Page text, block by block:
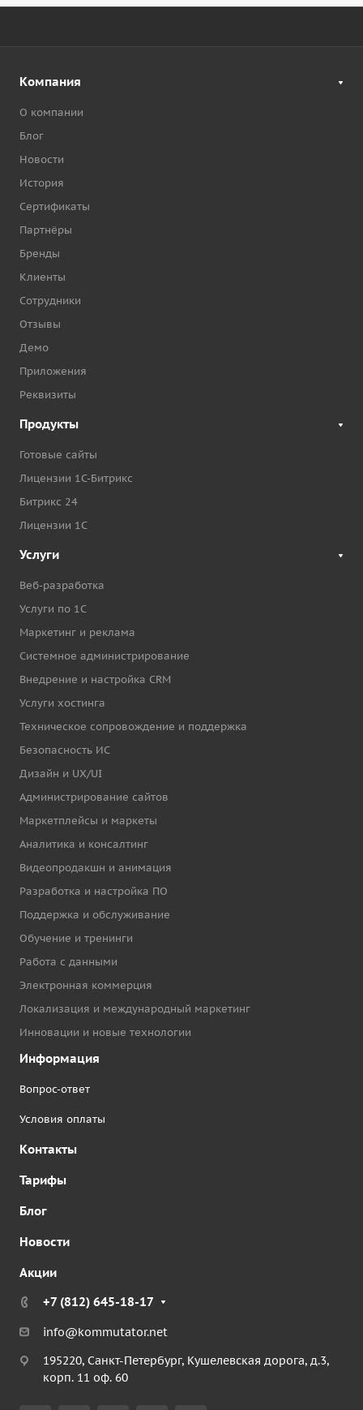
Компания
О компании
Блог
Новости
История
Сертификаты
Партнёры
Бренды
Клиенты
Сотрудники
Отзывы
Демо
Приложения
Реквизиты
Продукты
Готовые сайты
Лицензии 1С-Битрикс
Битрикс 24
Лицензии 1С
Услуги
Веб-разработка
Услуги по 1С
Маркетинг и реклама
Системное администрирование
Внедрение и настройка CRM
Услуги хостинга
Техническое сопровождение и поддержка
Безопасность ИС
Дизайн и UX/UI
Администрирование сайтов
Маркетплейсы и маркеты
Аналитика и консалтинг
Видеопродакшн и анимация
Разработка и настройка ПО
Поддержка и обслуживание
Обучение и тренинги
Работа с данными
Электронная коммерция
Локализация и международный маркетинг
Инновации и новые технологии
Информация
Вопрос-ответ
Условия оплаты
Контакты
Тарифы
Блог
Новости
Акции
+7 (812) 645-18-17
info@kommutator.net
195220, Санкт-Петербург, Кушелевская дорога, д.3,
корп. 11 оф. 60